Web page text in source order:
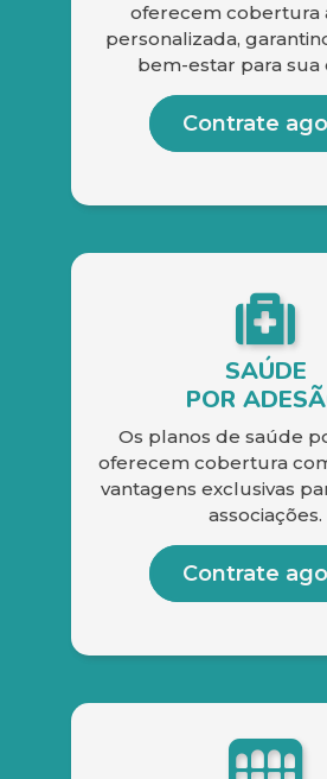
oferecem cobertura
personalizada,
bem-estar para sua
Contrate
SAÚDE
POR
Os planos de saúde
oferecem cobertura
vantagens exclusivas
associações.
Contrate